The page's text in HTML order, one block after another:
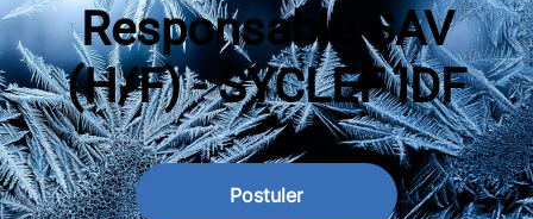
Responsable SAV
(H/F) - SYCLEF IDF
Postuler